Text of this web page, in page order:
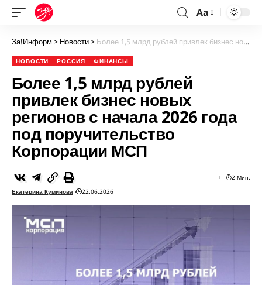
Aa
За!Информ > Новости> Более 1,5 млрд рублей привлек бизнес новых регионов с начала 2026 года под поручительство Корпорации МСП
НОВОСТИ РОССИЯ ФИНАНСЫ
Более 1,5 млрд рублей
привлек бизнес новых
регионов с начала 2026 года
под поручительство
Корпорации МСП
Екатерина Куминова 22.06.2026
2 Мин.